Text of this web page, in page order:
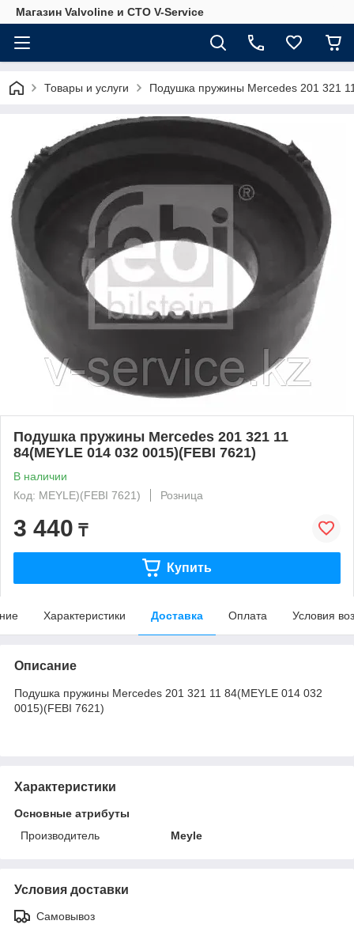
Магазин Valvoline и СТО V-Service
Товары и услуги Подушка пружины Mercedes 201 321
Подушка пружины Mercedes 201 321 11
84(MEYLE 014 032 0015)(FEBI 7621)
В наличии
Код: MEYLE)(FEBI 7621)
Розница
3 440 ₸
Купить
Характеристики Доставка Оплата Условия
Описание
Подушка пружины Mercedes 201 321 11 84(MEYLE 014 032
0015)(FEBI 7621)
Характеристики
Основные атрибуты
Производитель
Meyle
Условия доставки
Самовывоз